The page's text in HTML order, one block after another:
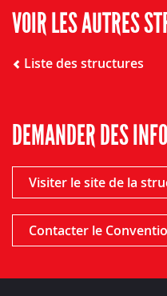
VOIR LES AUTRES
Liste des structures
DEMANDER DES
Visiter le site de la
Contacter le